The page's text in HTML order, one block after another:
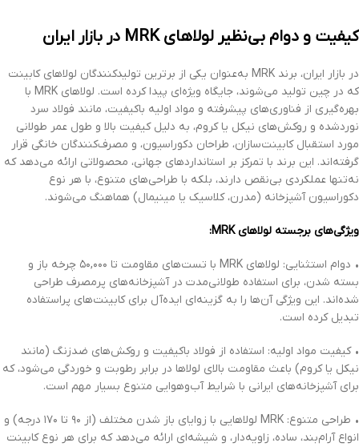
کیفیت و دوام بی‌نظیر لولاهای MRK در بازار ایران
در بازار ایران، برند MRK به‌عنوان یکی از برترین تولیدکنندگان لولاهای کابینت
که در چین تولید می‌شوند، جایگاه ویژه‌ای پیدا کرده است. لولاهای MRK با
بهره‌گیری از فناوری‌های پیشرفته و مواد اولیه باکیفیت، مانند فولاد سرد
نوردشده و روکش‌های نیکل یا کروم، به دلیل کیفیت بالا و طول عمر طولانی
مورد استقبال کابینت‌سازان، طراحان دکوراسیون، و مصرف‌کنندگان خانگی قرار
گرفته‌اند. این برند با تمرکز بر استانداردهای جهانی، محصولاتی ارائه می‌دهد که
نه‌تنها عملکردی بی‌نقص دارند، بلکه با طراحی‌های متنوع، با هر نوع
دکوراسیون آشپزخانه (مدرن، کلاسیک یا مینیمال) هماهنگ می‌شوند.
ویژگی‌های برجسته لولاهای MRK:
• دوام استثنایی: لولاهای MRK با تست‌های مقاومت تا ۵۰,۰۰۰ چرخه باز و
بسته شدن، برای استفاده طولانی‌مدت در آشپزخانه‌های پرمصرف طراحی
شده‌اند. این ویژگی آن‌ها را به گزینه‌ای ایده‌آل برای کابینت‌های پراستفاده
تبدیل کرده است.
• کیفیت مواد اولیه: استفاده از فولاد باکیفیت و روکش‌های ضدزنگ (مانند
نیکل یا کروم) باعث مقاومت بالای لولاها در برابر رطوبت و خوردگی می‌شود، که
برای آشپزخانه‌های ایرانی با شرایط آب‌وهوایی متنوع بسیار مهم است.
• طراحی متنوع: MRK لولاهایی با زوایای باز شدن مختلف (از ۹۰ تا ۱۷۰ درجه) و
انواع آرام‌بند، ساده، زاویه‌دار، و شیشه‌ای ارائه می‌دهد که برای هر نوع کابینت